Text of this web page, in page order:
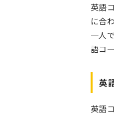
英語
に合
一人
語コ
英
英語